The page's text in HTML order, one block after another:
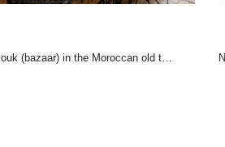
Souk (bazaar) in the Moroccan old town - Medina